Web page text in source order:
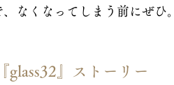
なくなってしまう前にぜひ。
『glass32』ストーリー